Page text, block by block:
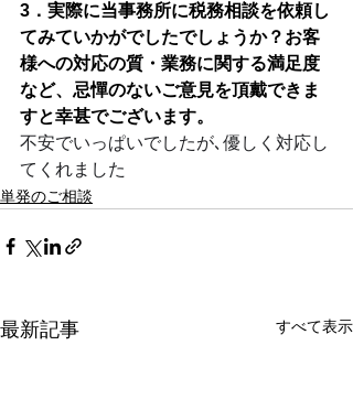
3．実際に当事務所に税務相談を依頼し
てみていかがでしたでしょうか？お客
様への対応の質・業務に関する満足度
など、忌憚のないご意見を頂戴できま
すと幸甚でございます。
不安でいっぱいでしたが､優しく対応し
てくれました
単発のご相談
最新記事 すべて表示